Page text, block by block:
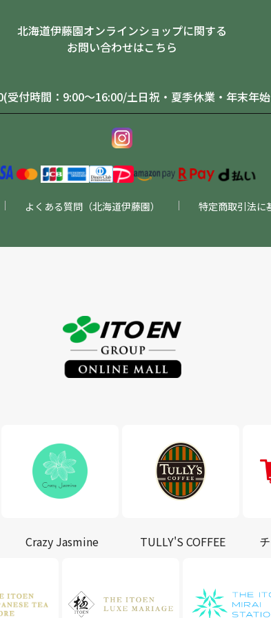
北海道伊藤園オンラインショップに関する
お問い合わせはこちら
受付時間：9:00～16:00/土日祝・夏季休業・年末年
よくある質問（北海道伊藤園） 特定商取引法に
Crazy Jasmine TULLY'S COFFEE